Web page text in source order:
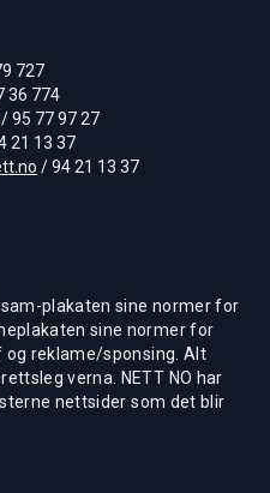
727
36 774
/ 95 77 97 27
21 13 37
/ 94 21 13 37
plakaten sine normer for
sine normer for
reklame/sponsing. Alt
verna. NETT NO har
nettsider som det blir